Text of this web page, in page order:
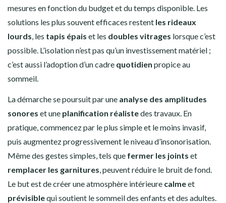
mesures en fonction du budget et du temps disponible. Les
solutions les plus souvent efficaces restent les rideaux
lourds, les tapis épais et les doubles vitrages lorsque c’est
possible. L’isolation n’est pas qu’un investissement matériel ;
c’est aussi l’adoption d’un cadre quotidien propice au
sommeil.
La démarche se poursuit par une analyse des amplitudes
sonores et une planification réalistedes travaux. En
pratique, commencez par le plus simple et le moins invasif,
puis augmentez progressivement le niveau d’insonorisation.
Même des gestes simples, tels que fermer les joints et
remplacer les garnitures, peuvent réduire le bruit de fond.
Le but est de créer une atmosphère intérieure calmeet
prévisiblequi soutient le sommeil des enfants et des adultes.